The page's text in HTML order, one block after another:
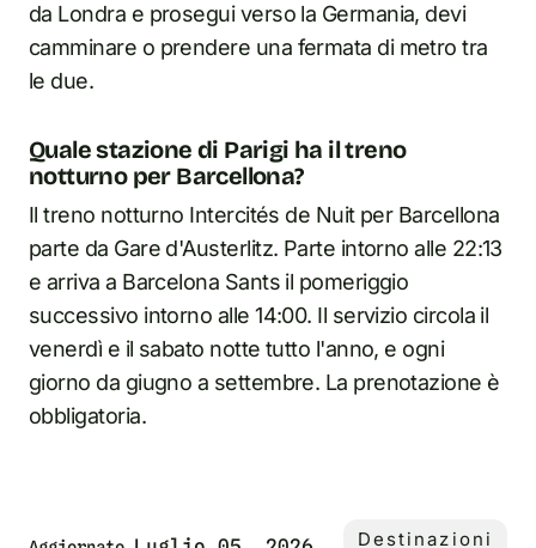
da Londra e prosegui verso la Germania, devi
camminare o prendere una fermata di metro tra
le due.
Quale stazione di Parigi ha il treno
notturno per Barcellona?
Il treno notturno Intercités de Nuit per Barcellona
parte da Gare d'Austerlitz. Parte intorno alle 22:13
e arriva a Barcelona Sants il pomeriggio
successivo intorno alle 14:00. Il servizio circola il
venerdì e il sabato notte tutto l'anno, e ogni
giorno da giugno a settembre. La prenotazione è
obbligatoria.
Destinazioni